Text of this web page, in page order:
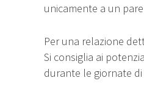
unicamente a un
Per una relazione
Si consiglia ai
durante le giornate